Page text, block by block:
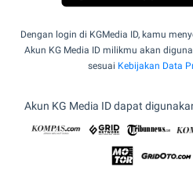
Dengan login di KGMedia ID, kamu
Akun KG Media ID milikmu akan
sesuai Kebijakan Data
Akun KG Media ID dapat